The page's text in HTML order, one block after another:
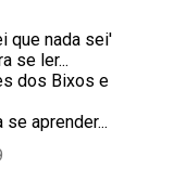
que nada sei'
se ler...
dos Bixos e
aprender...